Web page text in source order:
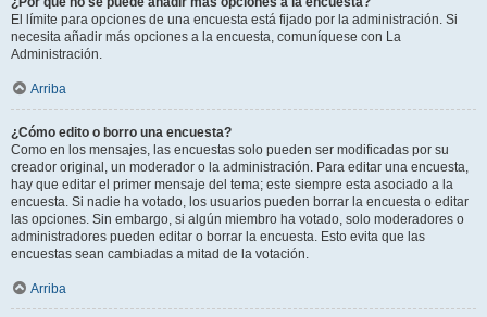
El límite para opciones de una encuesta está fijado por la administración. Si
necesita añadir más opciones a la encuesta, comuníquese con La
Administración.
Arriba
¿Cómo edito o borro una encuesta?
Como en los mensajes, las encuestas solo pueden ser modificadas por su
creador original, un moderador o la administración. Para editar una encuesta,
hay que editar el primer mensaje del tema; este siempre esta asociado a la
encuesta. Si nadie ha votado, los usuarios pueden borrar la encuesta o editar
las opciones. Sin embargo, si algún miembro ha votado, solo moderadores o
administradores pueden editar o borrar la encuesta. Esto evita que las
encuestas sean cambiadas a mitad de la votación.
Arriba